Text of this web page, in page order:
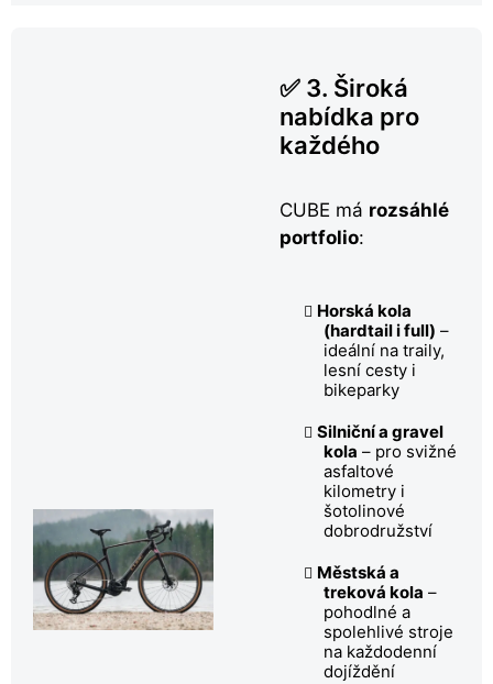
✅ 3. Široká
nabídka pro
každého
CUBE má rozsáhlé
portfolio:
Horská kola
(hardtail i full) –
ideální na traily,
lesní cesty i
bikeparky
Silniční a gravel
kola – pro svižné
asfaltové
kilometry i
šotolinové
dobrodružství
Městská a
treková kola –
pohodlné a
spolehlivé stroje
na každodenní
dojíždění